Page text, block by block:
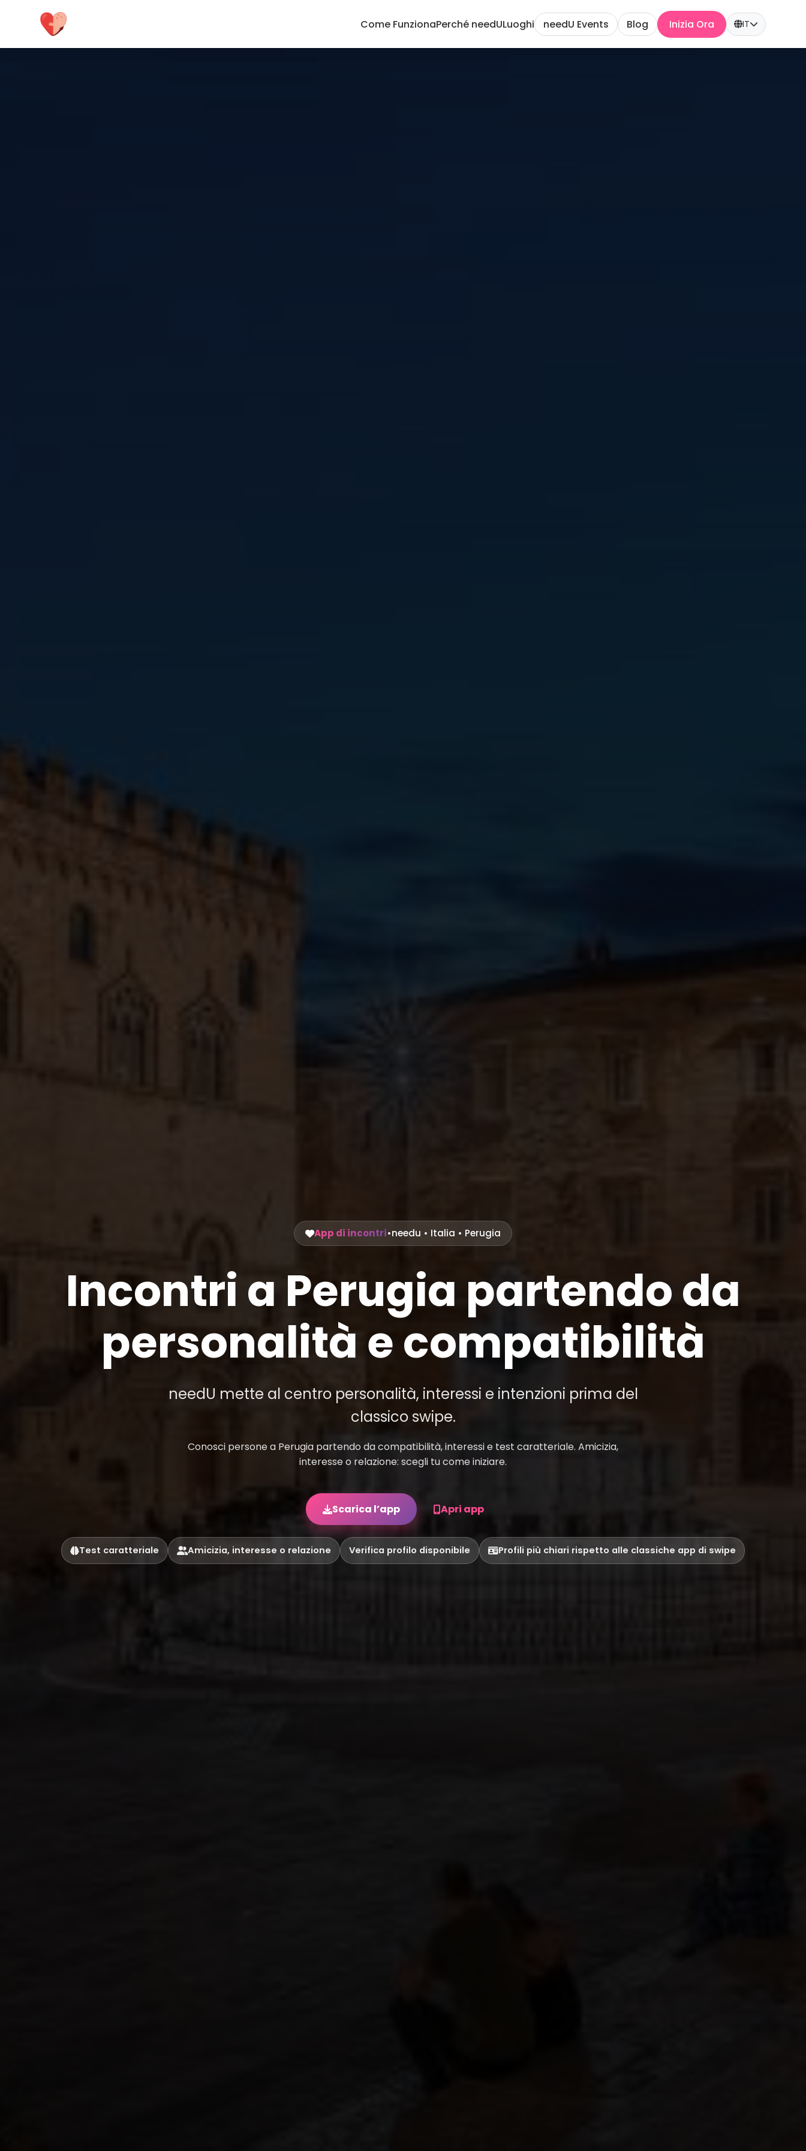
Come FunzionaPerché needULuoghi needU Events Blog Inizia Ora IT
App di incontri•needu • Italia • Perugia
Incontri a Perugia partendo da
personalità e compatibilità
needU mette al centro personalità, interessi e intenzioni prima del
classico swipe.
Conosci persone a Perugia partendo da compatibilità, interessi e test caratteriale. Amicizia,
interesse o relazione: scegli tu come iniziare.
Scarica l’app Apri app
Test caratteriale Amicizia, interesse o relazione Verifica profilo disponibile Profili più chiari rispetto alle classiche app di swipe